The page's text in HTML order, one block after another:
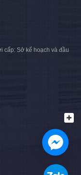
cấp: Sở kế hoạch và đầu